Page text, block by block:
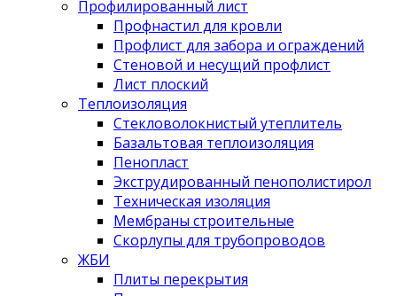
Профилированный лист
Профнастил для кровли
Профлист для забора и ограждений
Стеновой и несущий профлист
Лист плоский
Теплоизоляция
Стекловолокнистый утеплитель
Базальтовая теплоизоляция
Пенопласт
Экструдированный пенополистирол
Техническая изоляция
Мембраны строительные
Скорлупы для трубопроводов
ЖБИ
Плиты перекрытия